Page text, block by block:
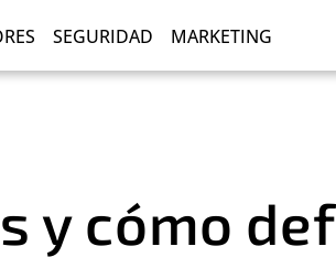
SEGURIDAD MARKETING
y cómo